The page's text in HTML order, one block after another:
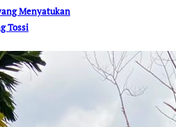
Menyatukan
Tossi